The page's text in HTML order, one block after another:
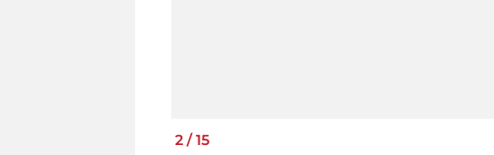
2 /15